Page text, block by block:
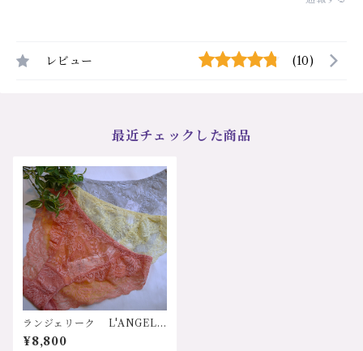
レビュー (10)
最近チェックした商品
ランジェリーク L'ANGELI
QUE ”CAPRICHOSA"（気
まぐれな）日本 ストレッチ
¥8,800